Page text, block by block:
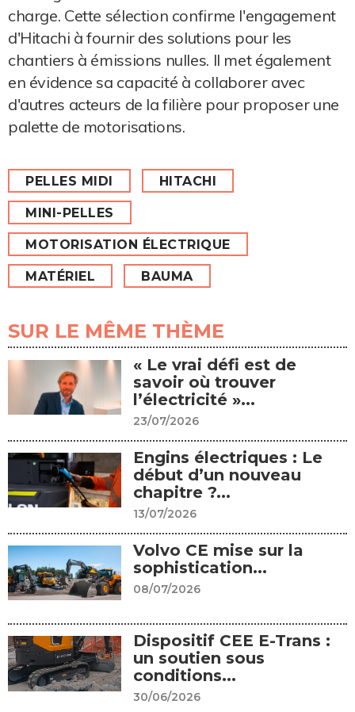
charge. Cette sélection confirme l'engagement
d'Hitachi à fournir des solutions pour les
chantiers à émissions nulles. Il met également
en évidence sa capacité à collaborer avec
d'autres acteurs de la filière pour proposer une
palette de motorisations.
PELLES MIDI HITACHI
MINI-PELLES
MOTORISATION ÉLECTRIQUE
MATÉRIEL BAUMA
SUR LE MÊME THÈME
« Le vrai défi est de
savoir où trouver
l’électricité »...
23/07/2026
Engins électriques : Le
début d’un nouveau
chapitre ?...
13/07/2026
Volvo CE mise sur la
sophistication...
08/07/2026
Dispositif CEE E-Trans :
un soutien sous
conditions...
30/06/2026